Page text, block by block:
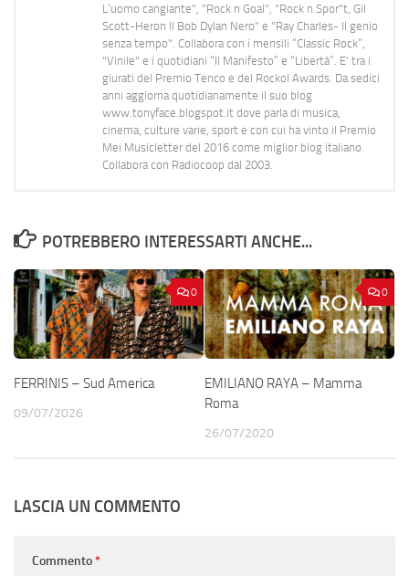
L’uomo cangiante", "Rock n Goal", "Rock n Spor"t, Gil
Scott-Heron Il Bob Dylan Nero" e "Ray Charles- Il genio
senza tempo". Collabora con i mensili “Classic Rock”,
"Vinile" e i quotidiani “Il Manifesto” e “Libertà”. E' tra i
giurati del Premio Tenco e del Rockol Awards. Da sedici
anni aggiorna quotidianamente il suo blog
www.tonyface.blogspot.it dove parla di musica,
cinema, culture varie, sport e con cui ha vinto il Premio
Mei Musicletter del 2016 come miglior blog italiano.
Collabora con Radiocoop dal 2003.
POTREBBERO INTERESSARTI ANCHE...
0
FERRINIS – Sud America
09/07/2026
0
EMILIANO RAYA – Mamma
Roma
26/07/2020
LASCIA UN COMMENTO
Commento*